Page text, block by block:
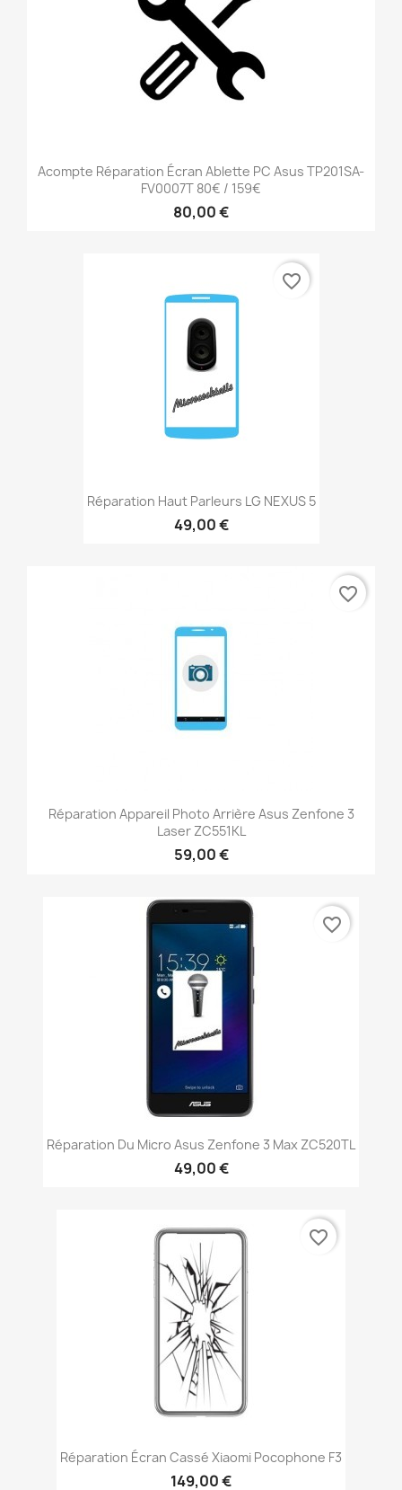
Acompte Réparation Écran Ablette PC Asus TP201SA-
FV0007T 80€ / 159€
80,00 €
Réparation Haut Parleurs LG NEXUS 5
49,00 €
favorite_border
Réparation Appareil Photo Arrière Asus Zenfone 3
Laser ZC551KL
59,00 €
favorite_border
Réparation Du Micro Asus Zenfone 3 Max ZC520TL
49,00 €
favorite_border
Réparation Écran Cassé Xiaomi Pocophone F3
149,00 €
favorite_border